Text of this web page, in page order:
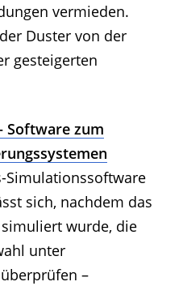
vermieden.
Duster von der
gesteigerten
Software zum
Simulationssoftware
sich, nachdem das
wurde, die
unter
–